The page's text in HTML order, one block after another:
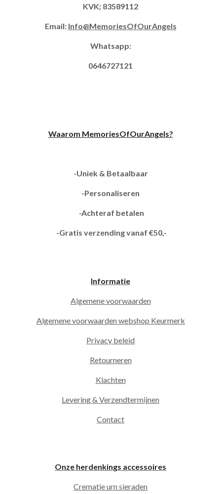
KVK; 83589112
Email: Info@MemoriesOfOurAngels
Whatsapp:
0646727121
Waarom MemoriesOfOurAngels?
-Uniek & Betaalbaar
-Personaliseren
-Achteraf betalen
-Gratis verzending vanaf €50,-
Informatie
Algemene voorwaarden
Algemene voorwaarden webshop Keurmerk
Privacy beleid
Retourneren
Klachten
Levering & Verzendtermijnen
Contact
Onze herdenkings accessoires
Crematie urn sieraden